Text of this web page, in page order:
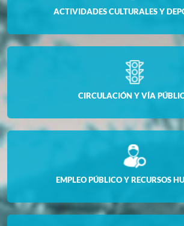
ACTIVIDADES CULTURALES Y
CIRCULACIÓN Y VÍA
EMPLEO PÚBLICO Y RECURSOS